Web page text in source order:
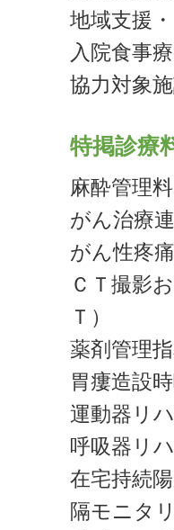
地域支援
入院食事
協力対象
特掲診療
麻酔管理
がん治療
がん性疼
ＣＴ撮影
Ｔ）
薬剤管理
胃瘻造設
運動器リ
呼吸器リ
在宅持続
隔モニタ